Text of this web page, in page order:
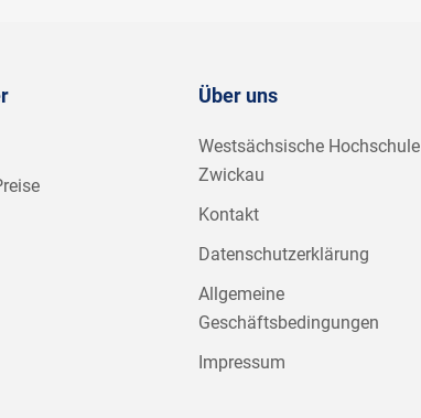
Über uns
Westsächsische Hochschule
Zwickau
Kontakt
Datenschutzerklärung
Allgemeine
Geschäftsbedingungen
Impressum